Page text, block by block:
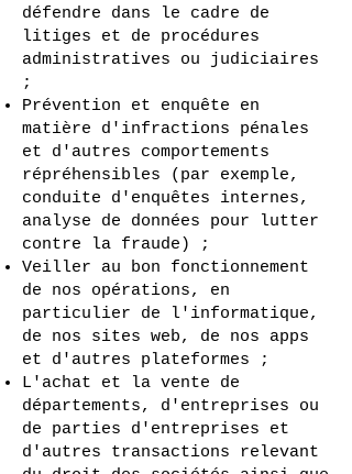
défendre dans le cadre de
litiges et de procédures
administratives ou judiciaires
;
Prévention et enquête en
matière d'infractions pénales
et d'autres comportements
répréhensibles (par exemple,
conduite d'enquêtes internes,
analyse de données pour lutter
contre la fraude) ;
Veiller au bon fonctionnement
de nos opérations, en
particulier de l'informatique,
de nos sites web, de nos apps
et d'autres plateformes ;
L'achat et la vente de
départements, d'entreprises ou
de parties d'entreprises et
d'autres transactions relevant